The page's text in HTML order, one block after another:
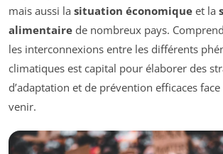
mais aussi la situation économique et la
alimentaire de nombreux pays.
les interconnexions entre les différents
climatiques est capital pour élaborer des
d’adaptation et de prévention efficaces face
venir.